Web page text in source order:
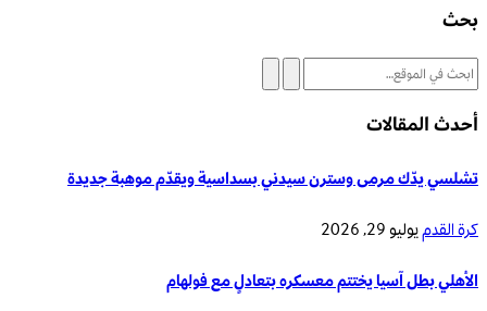
بحث
أحدث المقالات
تشلسي يدّك مرمى وسترن سيدني بسداسية ويقدّم موهبة جديدة
كرة القدميوليو 29, 2026
الأهلي بطل آسيا يختتم معسكره بتعادلٍ مع فولهام